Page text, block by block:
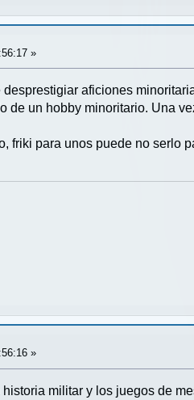
»
aficiones
de un hobby minoritario. Una
friki para unos puede no serlo
»
militar y los juegos de